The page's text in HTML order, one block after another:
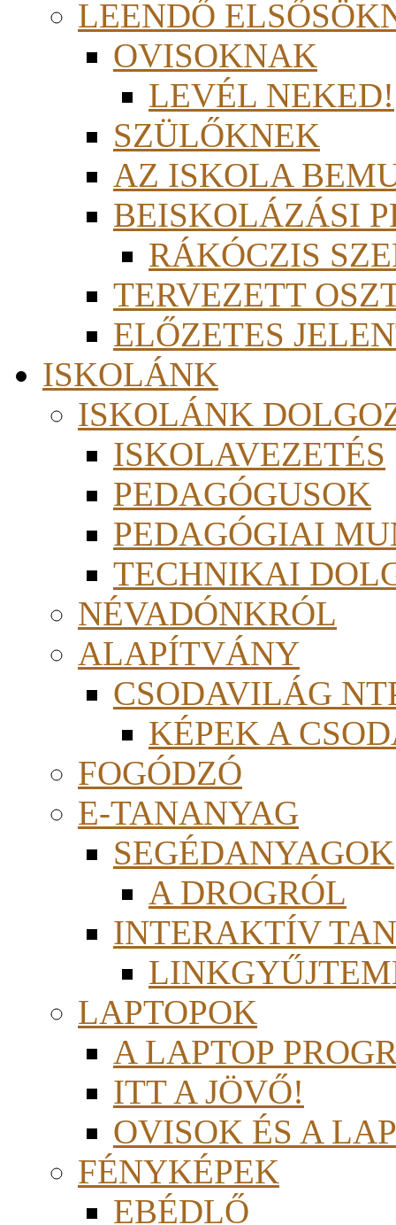
LEENDŐ
OVISOKNAK
LEVÉL NEKED!
SZÜLŐKNEK
AZ ISKOLA
BEISKOLÁZÁSI
RÁKÓCZIS
TERVEZETT
ELŐZETES
ISKOLÁNK
ISKOLÁNK
ISKOLAVEZETÉS
PEDAGÓGUSOK
PEDAGÓGIAI
TECHNIKAI
NÉVADÓNKRÓL
ALAPÍTVÁNY
CSODAVILÁG
KÉPEK A
FOGÓDZÓ
E-TANANYAG
SEGÉDANYAGOK
A DROGRÓL
INTERAKTÍV
LAPTOPOK
A LAPTOP
ITT A JÖVŐ!
OVISOK ÉS A
FÉNYKÉPEK
EBÉDLŐ